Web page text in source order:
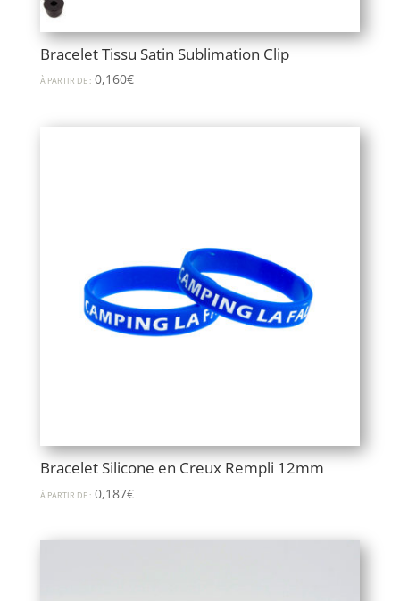
Bracelet Tissu Satin Sublimation Clip
À PARTIR DE : 0,160€
Bracelet Silicone en Creux Rempli 12mm
À PARTIR DE : 0,187€